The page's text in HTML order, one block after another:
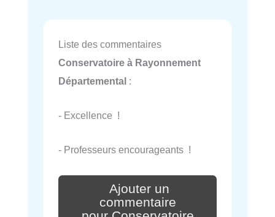
Liste des commentaires
Conservatoire à Rayonnement
Départemental :
- Excellence !
- Professeurs encourageants !
Ajouter un
commentaire